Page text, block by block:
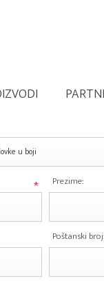
* Prezime:
Poštanski broj: